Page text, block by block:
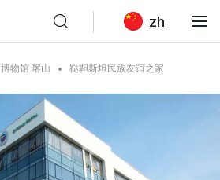
zh
博物馆 喀山 鞑靼斯坦民族友谊之家